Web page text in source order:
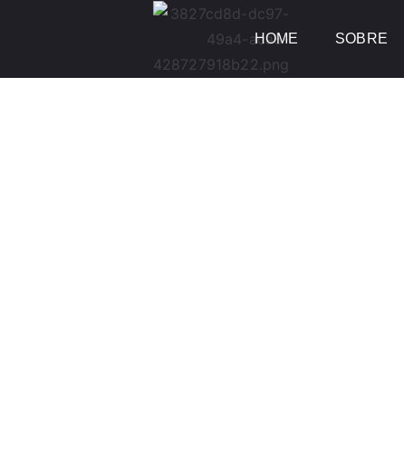
HOME SOBRE